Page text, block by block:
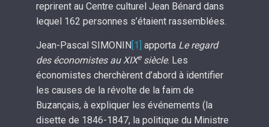
reprirent au Centre culturel Jean Bénard dans
lequel 162 personnes s’étaient rassemblées.
Jean-Pascal SIMONIN [1] apporta Le regard
des économistes au XIXesiècle. Les
économistes cherchèrent d’abord à identifier
les causes de la révolte de la faim de
Buzançais, à expliquer les événements (la
disette de 1846-1847, la politique du Ministre